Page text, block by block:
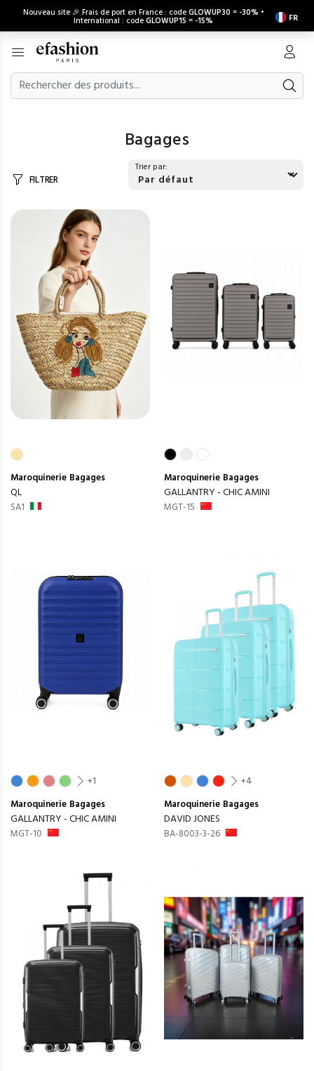
Nouveau site 🎉 Frais de port en France : codeGLOWUP30 = -30% •
International : codeGLOWUP15 = -15% FR
Bagages
FILTRER
Trier par:
Maroquinerie Bagages
QL
SA1
Maroquinerie Bagages
GALLANTRY - CHIC AMINI
MGT-15
+1
Maroquinerie Bagages
GALLANTRY - CHIC AMINI
MGT-10
+4
Maroquinerie Bagages
DAVID JONES
BA-8003-3-26